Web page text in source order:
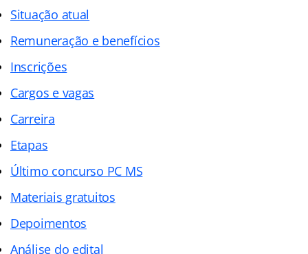
Situação atual
Remuneração e benefícios
Inscrições
Cargos e vagas
Carreira
Etapas
Último concurso PC MS
Materiais gratuitos
Depoimentos
Análise do edital